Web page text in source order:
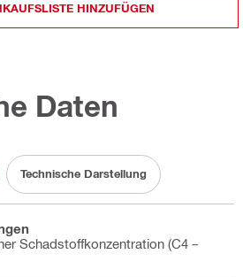
HINZUFÜGEN
Daten
Technische Darstellung
Schadstoffkonzentration (C4 –